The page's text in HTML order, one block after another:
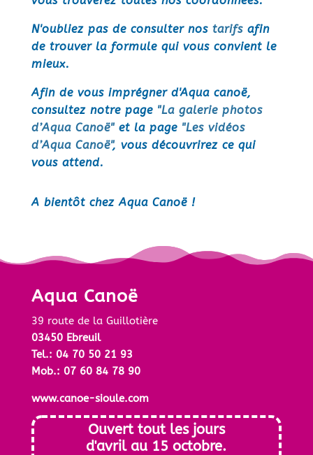
N'oubliez pas de consulter nos tarifsafin
de trouver la formule qui vous convient le
mieux.
Afin de vous imprégner d'Aqua canoë,
consultez notre page "La galerie photos
d’Aqua Canoë"et la page "Les vidéos
d’Aqua Canoë", vous découvrirez ce qui
vous attend.
A bientôt chez Aqua Canoë !
Aqua Canoë
39 route de la Guillotière
03450 Ebreuil
Tel.: 04 70 50 21 93
Mob.: 07 60 84 78 90
www.canoe-sioule.com
Ouvert tout les jours
d'avril au 15 octobre.